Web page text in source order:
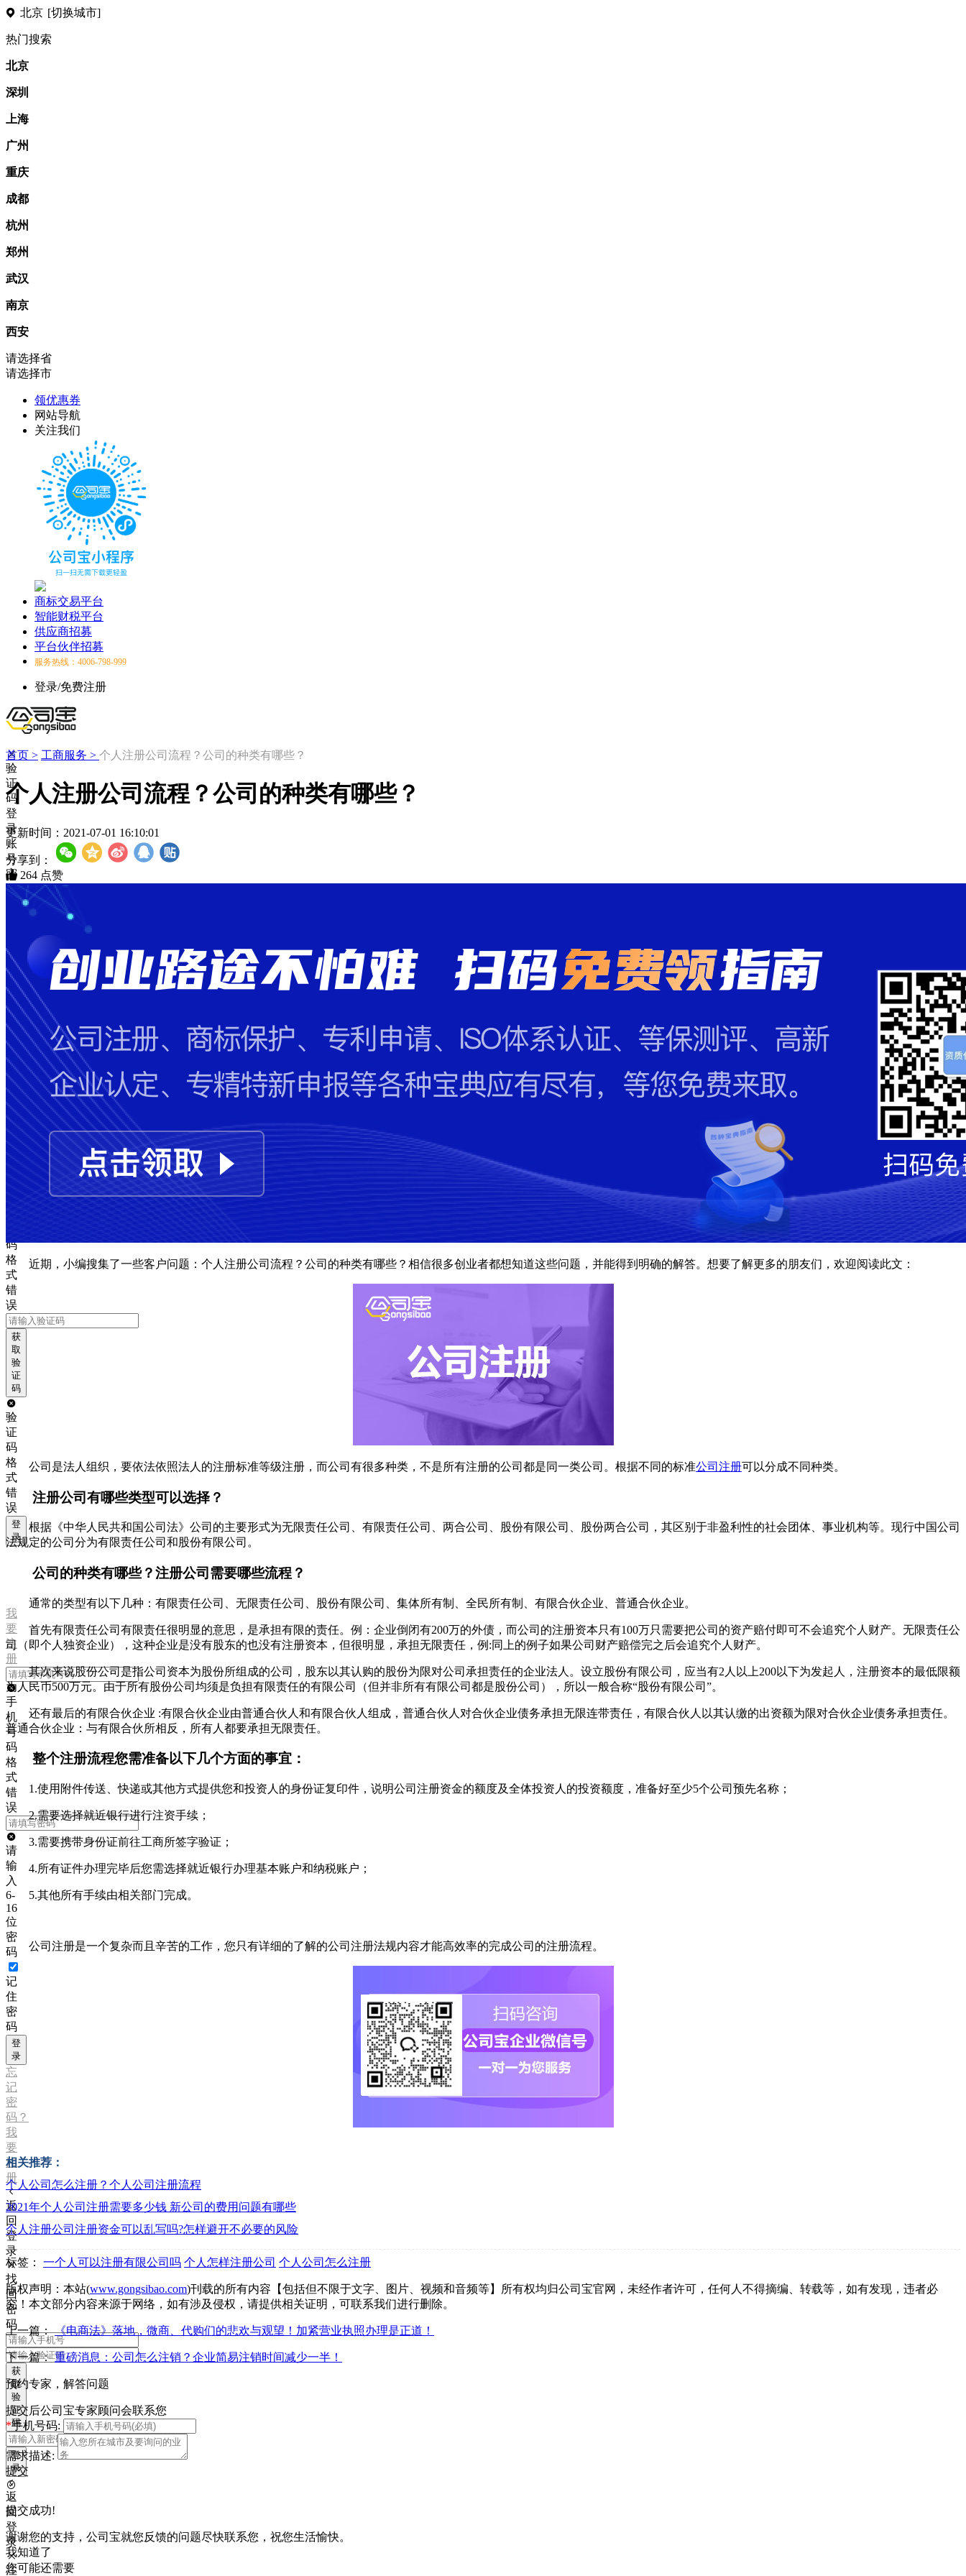
北京 [切换城市]
热门搜索
北京
深圳
上海
广州
重庆
成都
杭州
郑州
武汉
南京
西安
请选择省
请选择市
领优惠券
网站导航
关注我们
商标交易平台
智能财税平台
供应商招募
平台伙伴招募
服务热线：4006-798-999
登录/免费注册
验
证
码
登
录
账
号
密
码
登
录
失
败
手
机
号
码
格
式
错
误
码
格
式
错
误
获
取
验
证
码
验
证
码
格
式
错
误
登
录
我
要
注
册
手
机
号
码
格
式
错
误
请
输
入
6-
16
位
密
码
记
住
密
码
登
录
忘
记
密
码？
我
要
注
册
返
回
登
录
找
回
密
码
获
取
验
证
码
登
录
返
回
登
录
注
首页 > 工商服务 > 个人注册公司流程？公司的种类有哪些？
个人注册公司流程？公司的种类有哪些？
更新时间： 2021-07-01 16:10:01
分享到：
264 点赞
近期，小编搜集了一些客户问题：个人注册公司流程？公司的种类有哪些？相信很多创业者都想知道这些问题，并能得到明确的解答。想要了解更多的朋友们，欢迎阅读此文：
公司是法人组织，要依法依照法人的注册标准等级注册，而公司有很多种类，不是所有注册的公司都是同一类公司。根据不同的标准公司注册可以分成不同种类。
注册公司有哪些类型可以选择？
根据《中华人民共和国公司法》公司的主要形式为无限责任公司、有限责任公司、两合公司、股份有限公司、股份两合公司，其区别于非盈利性的社会团体、事业机构等。现行中国公司
法规定的公司分为有限责任公司和股份有限公司。
公司的种类有哪些？注册公司需要哪些流程？
通常的类型有以下几种：有限责任公司、无限责任公司、股份有限公司、集体所有制、全民所有制、有限合伙企业、普通合伙企业。
首先有限责任公司有限责任很明显的意思，是承担有限的责任。例：企业倒闭有200万的外债，而公司的注册资本只有100万只需要把公司的资产赔付即可不会追究个人财产。无限责任公
司（即个人独资企业），这种企业是没有股东的也没有注册资本，但很明显，承担无限责任，例:同上的例子如果公司财产赔偿完之后会追究个人财产。
其次来说股份公司是指公司资本为股份所组成的公司，股东以其认购的股份为限对公司承担责任的企业法人。设立股份有限公司，应当有2人以上200以下为发起人，注册资本的最低限额
为人民币500万元。由于所有股份公司均须是负担有限责任的有限公司（但并非所有有限公司都是股份公司），所以一般合称“股份有限公司”。
还有最后的有限合伙企业 :有限合伙企业由普通合伙人和有限合伙人组成，普通合伙人对合伙企业债务承担无限连带责任，有限合伙人以其认缴的出资额为限对合伙企业债务承担责任。
普通合伙企业：与有限合伙所相反，所有人都要承担无限责任。
整个注册流程您需准备以下几个方面的事宜：
1.使用附件传送、快递或其他方式提供您和投资人的身份证复印件，说明公司注册资金的额度及全体投资人的投资额度，准备好至少5个公司预先名称；
2.需要选择就近银行进行注资手续；
3.需要携带身份证前往工商所签字验证；
4.所有证件办理完毕后您需选择就近银行办理基本账户和纳税账户；
5.其他所有手续由相关部门完成。
公司注册是一个复杂而且辛苦的工作，您只有详细的了解的公司注册法规内容才能高效率的完成公司的注册流程。
相关推荐：
个人公司怎么注册？个人公司注册流程
2021年个人公司注册需要多少钱 新公司的费用问题有哪些
个人注册公司注册资金可以乱写吗?怎样避开不必要的风险
标签： 一个人可以注册有限公司吗 个人怎样注册公司 个人公司怎么注册
版权声明：本站(www.gongsibao.com)刊载的所有内容【包括但不限于文字、图片、视频和音频等】所有权均归公司宝官网，未经作者许可，任何人不得摘编、转载等，如有发现，违者必
究！本文部分内容来源于网络，如有涉及侵权，请提供相关证明，可联系我们进行删除。
上一篇：《电商法》落地，微商、代购们的悲欢与观望！加紧营业执照办理是正道！
下一篇：重磅消息：公司怎么注销？企业简易注销时间减少一半！
预约专家，解答问题
提交后公司宝专家顾问会联系您
*手机号码:
需求描述:
提交
提交成功!
谢谢您的支持，公司宝就您反馈的问题尽快联系您，祝您生活愉快。
我知道了
您可能还需要